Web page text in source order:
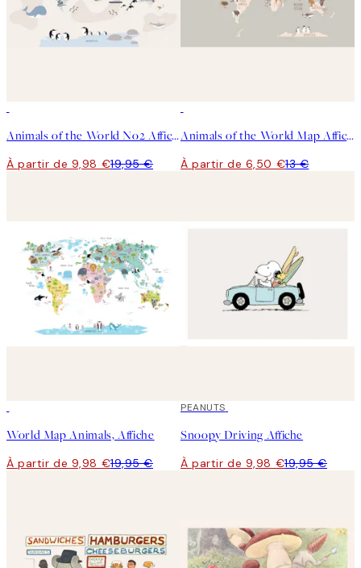
Animals of the World No2 Affiche
À partir de 9,98 €19,95 €
Animals of the World Map Affiche
À partir de 6,50 €13 €
World Map Animals, Affiche
À partir de 9,98 €19,95 €
50%*
PEANUTS
Snoopy Driving Affiche
À partir de 9,98 €19,95 €